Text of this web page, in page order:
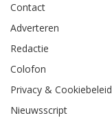
Contact
Adverteren
Redactie
Colofon
Privacy & Cookiebeleid
Nieuwsscript